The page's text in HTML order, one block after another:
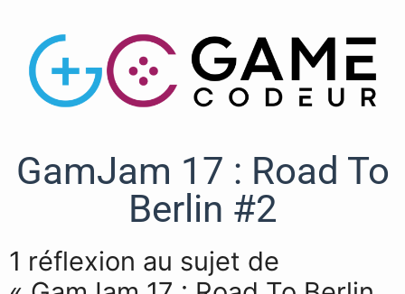
GamJam 17 : Road To
Berlin #2
1 réflexion au sujet de